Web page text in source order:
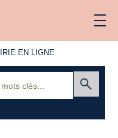
EN LIGNE